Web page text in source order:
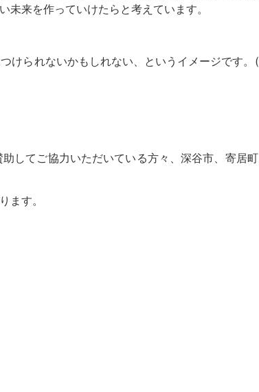
来を作っていけたらと考えています。
られないかもしれない、というイメージです。
てご協力いただいている方々、深谷市、寄居町
ます。